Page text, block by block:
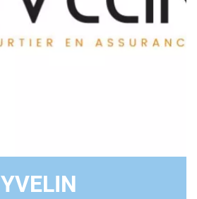
YVELIN